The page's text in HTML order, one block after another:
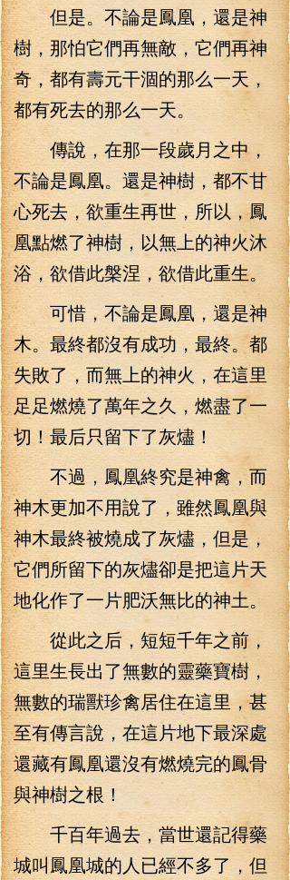
但是。不論是鳳凰，還是神
樹，那怕它們再無敵，它們再神
奇，都有壽元干涸的那么一天，
都有死去的那么一天。
傳說，在那一段歲月之中，
不論是鳳凰。還是神樹，都不甘
心死去，欲重生再世，所以，鳳
凰點燃了神樹，以無上的神火沐
浴，欲借此槃涅，欲借此重生。
可惜，不論是鳳凰，還是神
木。最終都沒有成功，最終。都
失敗了，而無上的神火，在這里
足足燃燒了萬年之久，燃盡了一
切！最后只留下了灰燼！
不過，鳳凰終究是神禽，而
神木更加不用說了，雖然鳳凰與
神木最終被燒成了灰燼，但是，
它們所留下的灰燼卻是把這片天
地化作了一片肥沃無比的神土。
從此之后，短短千年之前，
這里生長出了無數的靈藥寶樹，
無數的瑞獸珍禽居住在這里，甚
至有傳言說，在這片地下最深處
還藏有鳳凰還沒有燃燒完的鳳骨
與神樹之根！
千百年過去，當世還記得藥
城叫鳳凰城的人已經不多了，但